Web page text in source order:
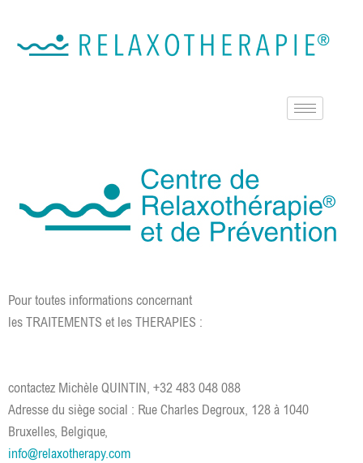
Pour toutes informations concernant
les TRAITEMENTS et les THERAPIES :
contactez Michèle QUINTIN, +32 483 048 088
Adresse du siège social : Rue Charles Degroux, 128 à 1040
Bruxelles, Belgique,
info@relaxotherapy.com